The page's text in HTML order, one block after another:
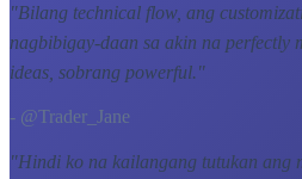
"Bilang technical flow, ang
nagbibigay-daan sa akin na perfectly
ideas, sobrang powerful."
- @Trader_Jane
"Hindi ko na kailangang tutukan ang